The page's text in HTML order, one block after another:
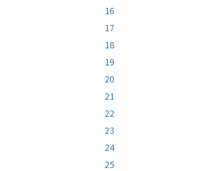
16
17
18
19
20
21
22
23
24
25